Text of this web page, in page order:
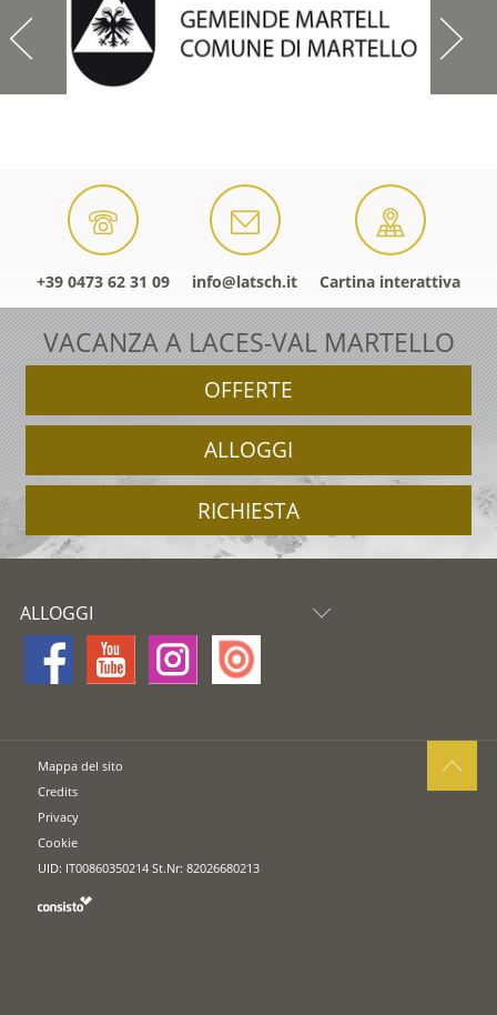
+39 0473 62 31 09 info@latsch.it Cartina interattiva
VACANZA A LACES-VAL MARTELLO
OFFERTE
ALLOGGI
RICHIESTA
ALLOGGI
Mappa del sito
Credits
Privacy
Cookie
UID: IT00860350214 St.Nr: 82026680213